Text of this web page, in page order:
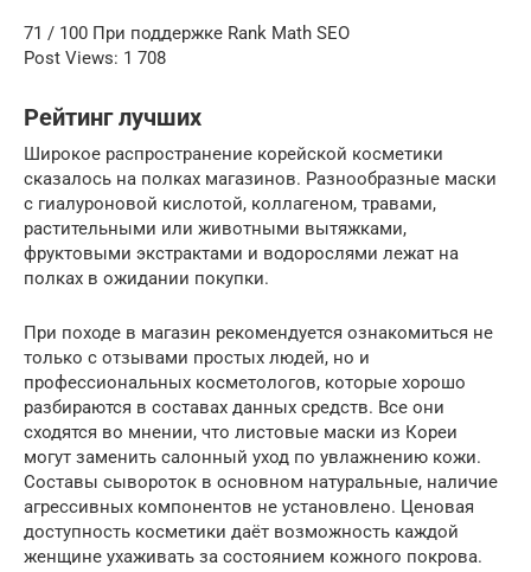
71 / 100 При поддержке Rank Math SEO
Post Views: 1 708
Рейтинг лучших
Широкое распространение корейской косметики
сказалось на полках магазинов. Разнообразные маски
с гиалуроновой кислотой, коллагеном, травами,
растительными или животными вытяжками,
фруктовыми экстрактами и водорослями лежат на
полках в ожидании покупки.
При походе в магазин рекомендуется ознакомиться не
только с отзывами простых людей, но и
профессиональных косметологов, которые хорошо
разбираются в составах данных средств. Все они
сходятся во мнении, что листовые маски из Кореи
могут заменить салонный уход по увлажнению кожи.
Составы сывороток в основном натуральные, наличие
агрессивных компонентов не установлено. Ценовая
доступность косметики даёт возможность каждой
женщине ухаживать за состоянием кожного покрова.